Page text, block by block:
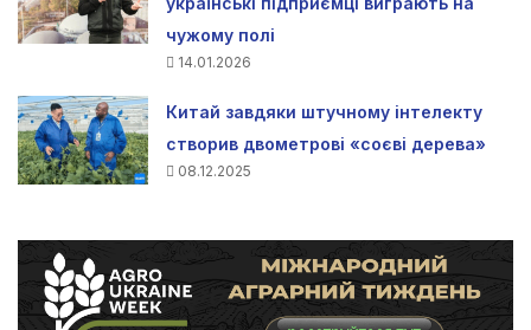
чужому полі
14.01.2026
Китай завдяки штучному інтелекту
створив двометрові «соєві дерева»
08.12.2025